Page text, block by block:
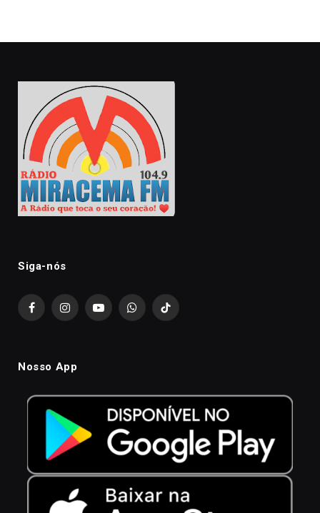
Siga-nós
FacebookInstagramYouTubeWhatsAppTikTok
Nosso App